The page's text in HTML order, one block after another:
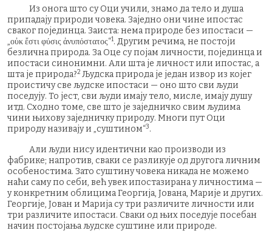
Из онога што су Оци учили, знамо да телo и душа
припадају природи човека. Заједно они чине ипостас
сваког појединца. Заиста: нема природе без ипостаси —
„οὐκ ἔστι φύσις ἀνυπόστατος“1. Другим речима, не постоји
безлична природа. За Оце су појам личности, појединца и
ипостаси синонимни. Али шта је личност или ипостас, а
шта је природа?2 Људска природа је један извор из којег
проистичу све људске ипостаси — оно што сви људи
поседују. То јест, сви људи имају тело, мисле, имају душу
итд. Сходно томе, све што је заједничко свим људима
чини њихову заједничку природу. Многи пут Оци
природу називају и „суштином“3.
Али људи нису идентични као производи из
фабрике; напротив, сваки се разликује од другога личним
особеностима. Зато суштину човека никада не можемо
наћи саму по себи, већ увек ипостазирана у личностима —
у конкретним облицима Георгија, Јована, Марије и других.
Георгије, Јован и Марија су три различите личности или
три различите ипостаси. Сваки од њих поседује посебан
начин постојања људске суштине или природе.